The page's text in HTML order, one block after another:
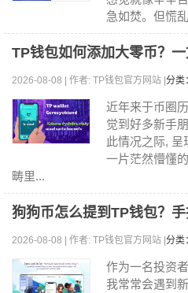
急如焚。但慌
TP钱包如何添加大零币？
2026-08-08 | 作者: TP钱包官方网站 | 分类
近年来于币圈
觉到好多新手
此情况之际, 呈
一片茫然懵懂
畴里...
狗狗币怎么提到TP钱包？
2026-08-08 | 作者: TP钱包官方网站 | 分类
作为一名投资
我常常会遇到